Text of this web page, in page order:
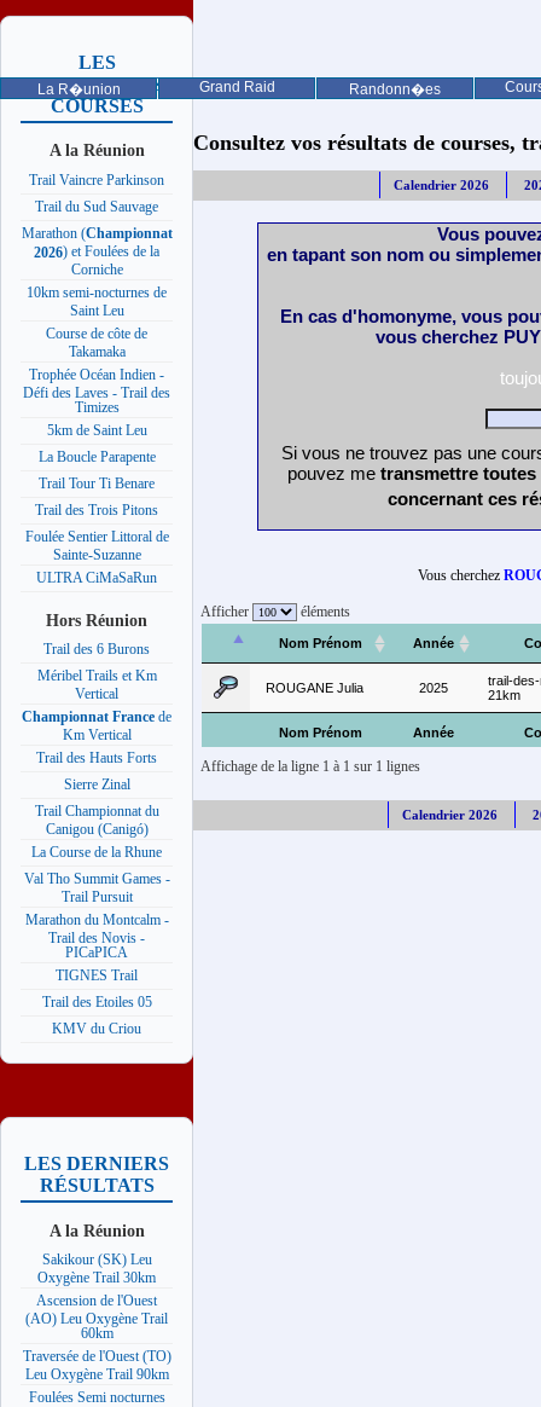
La R�union Grand Raid Randonn�es
LES
PROCHAINES
COURSES
A la Réunion
Trail Vaincre Parkinson
Trail du Sud Sauvage
Marathon (Championnat
2026) et Foulées de la
Corniche
10km semi-nocturnes de
Saint Leu
Course de côte de
Takamaka
Trophée Océan Indien -
Défi des Laves - Trail des
Timizes
5km de Saint Leu
La Boucle Parapente
Trail Tour Ti Benare
Trail des Trois Pitons
Foulée Sentier Littoral de
Sainte-Suzanne
ULTRA CiMaSaRun
Hors Réunion
Trail des 6 Burons
Méribel Trails et Km
Vertical
Championnat France de
Km Vertical
Trail des Hauts Forts
Sierre Zinal
Trail Championnat du
Canigou (Canigó)
La Course de la Rhune
Val Tho Summit Games -
Trail Pursuit
Marathon du Montcalm -
Trail des Novis -
PICaPICA
TIGNES Trail
Trail des Etoiles 05
KMV du Criou
LES DERNIERS
RÉSULTATS
A la Réunion
Sakikour (SK) Leu
Oxygène Trail 30km
Ascension de l'Ouest
(AO) Leu Oxygène Trail
60km
Traversée de l'Ouest (TO)
Leu Oxygène Trail 90km
Foulées Semi nocturnes
Consultez vos résultats de courses,
Calendrier 2026
Vous
en tapant son nom ou
En cas d'homonyme, vous
vous cherchez
Si vous ne trouvez pas une
pouvez me transmettre
concernant ces
Vous cherchez
Afficher éléments
Nom Prénom Année
Nom Prénom Année
ROUGANE Julia 2025
trail-
21km
Affichage de la ligne 1 à 1 sur 1 lignes
Calendrier 2026